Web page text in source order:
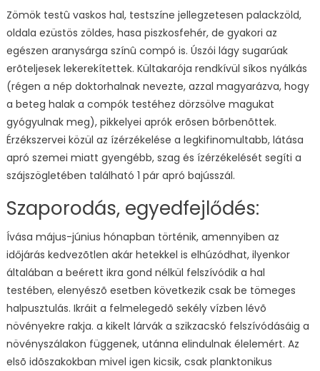
Zömök testû vaskos hal, testszíne jellegzetesen palackzöld,
oldala ezüstös zöldes, hasa piszkosfehér, de gyakori az
egészen aranysárga színû compó is. Úszói lágy sugarúak
erõteljesek lekerekítettek. Kültakarója rendkívül síkos nyálkás
(régen a nép doktorhalnak nevezte, azzal magyarázva, hogy
a beteg halak a compók testéhez dörzsölve magukat
gyógyulnak meg), pikkelyei aprók erõsen bõrbenõttek.
Érzékszervei közül az ízérzékelése a legkifinomultabb, látása
apró szemei miatt gyengébb, szag és ízérzékelését segíti a
szájszögletében található 1 pár apró bajússzál.
Szaporodás, egyedfejlődés:
Ívása május-június hónapban történik, amennyiben az
időjárás kedvezõtlen akár hetekkel is elhúzódhat, ilyenkor
általában a beérett ikra gond nélkül felszívódik a hal
testében, elenyészõ esetben következik csak be tömeges
halpusztulás. Ikráit a felmelegedõ sekély vízben lévõ
növényekre rakja. a kikelt lárvák a szikzacskó felszívódásáig a
növényszálakon függenek, utánna elindulnak élelemért. Az
elsõ idõszakokban mivel igen kicsik, csak planktonikus